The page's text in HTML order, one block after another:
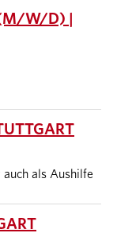
W/D) |
als Aushilfe